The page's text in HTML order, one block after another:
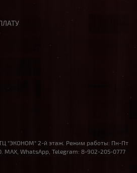
ТЦ "ЭКОНОМ" 2-й этаж. Режим работы: Пн-Пт
MAX, WhatsApp, Telegram: 8-902-205-0777